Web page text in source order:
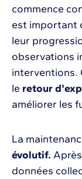
commence
est important
leur
observations
interventions.
le retour
améliorer les
La
évolutif.
données